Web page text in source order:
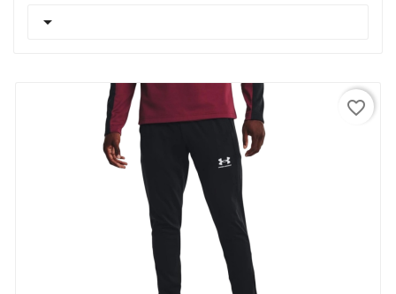

favorite_border